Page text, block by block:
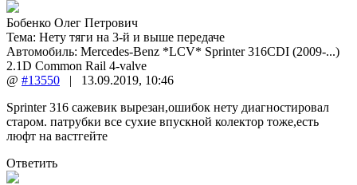
Бобенко Олег Петрович
Тема: Нету тяги на 3-й и выше передаче
Автомобиль: Mercedes-Benz *LCV* Sprinter 316CDI (2009-...)
2.1D Common Rail 4-valve
@ #13550 | 13.09.2019, 10:46
Sprinter 316 сажевик вырезан,ошибок нету диагностировал
старом. патрубки все сухие впускной колектор тоже,есть
люфт на вастгейте
Ответить